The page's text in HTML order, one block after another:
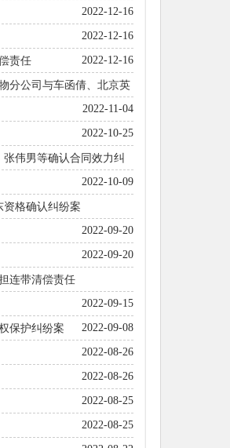
2022-12-16
2022-12-16
责任 2022-12-16
分公司与车函倩、北京英
2022-11-09
2022-11-04
2022-10-25
伟男等确认合同效力纠
2022-10-18
2022-10-09
资格确认纠纷案
2022-09-28
2022-09-20
2022-09-20
连带清偿责任
2022-09-20
2022-09-15
保护纠纷案 2022-09-08
2022-08-26
2022-08-26
2022-08-25
2022-08-25